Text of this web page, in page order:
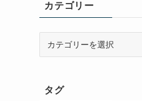
ブカテゴリー
ータグ